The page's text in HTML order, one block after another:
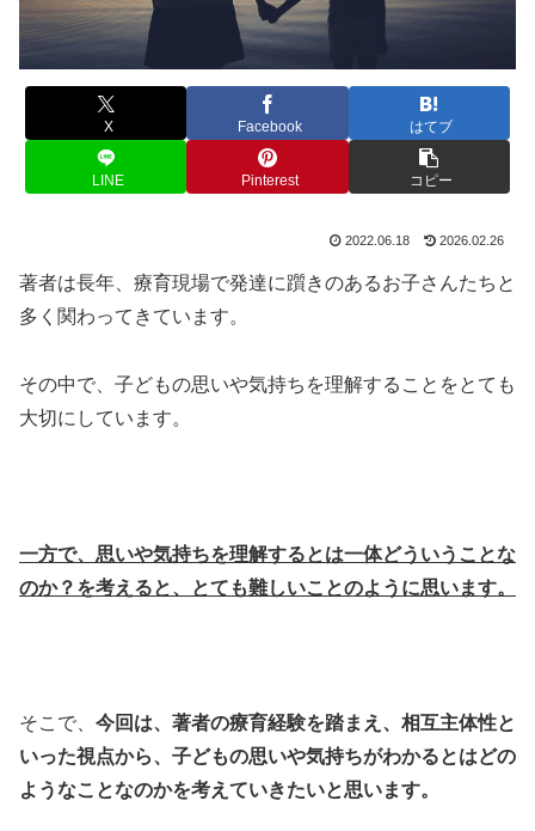
X Facebook はてブ
LINE Pinterest コピー
2022.06.18 2026.02.26
著者は長年、療育現場で発達に躓きのあるお子さんたちと
多く関わってきています。
その中で、子どもの思いや気持ちを理解することをとても
大切にしています。
一方で、思いや気持ちを理解するとは一体どういうことな
のか？を考えると、とても難しいことのように思います。
そこで、 今回は、著者の療育経験を踏まえ、相互主体性と
いった視点から、子どもの思いや気持ちがわかるとはどの
ようなことなのかを考えていきたいと思います。